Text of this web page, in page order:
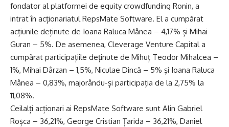
fondator al platformei de equity crowdfunding Ronin, a
intrat în acționariatul RepsMate Software. El a cumpărat
acțiunile deținute de Ioana Raluca Mânea – 4,17% și Mihai
Guran – 5%. De asemenea, Cleverage Venture Capital a
cumpărat participațiile deținute de Mihuț Teodor Mihalcea –
1%, Mihai Dârzan – 1,5%, Niculae Dincă – 5% și Ioana Raluca
Mânea – 0,83%, majorându-și participația de la 2,75% la
11,08%.
Ceilalți acționari ai RepsMate Software sunt Alin Gabriel
Roșca – 36,21%, George Cristian Țarida – 36,21%, Daniel